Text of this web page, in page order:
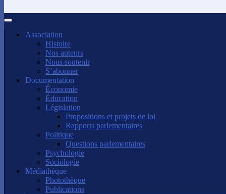
Association
Histoire
Nos auteurs
Nous soutenir
S’abonner
Documentation
Économie
Éducation
Législation
Propositions et projets de loi
Rapports parlementaires
Politique
Questions parlementaires
Psychologie
Sociologie
Médiathèque
Photothèque
Publications